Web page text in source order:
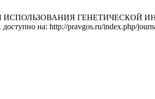
ГЕНЕТИЧЕСКОЙ
на: http://pravgos.ru/index.php/